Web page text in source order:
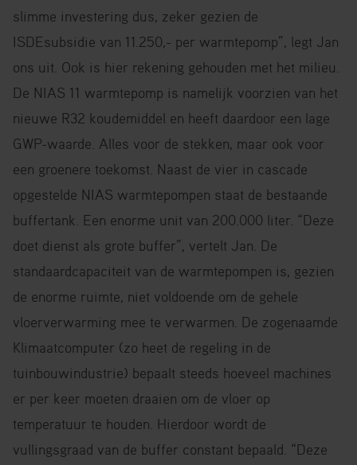
slimme investering dus, zeker gezien de
ISDEsubsidie van 11.250,- per warmtepomp”, legt Jan
ons uit. Ook is hier rekening gehouden met het milieu.
De NIAS 11 warmtepomp is namelijk voorzien van het
nieuwe R32 koudemiddel en heeft daardoor een lage
GWP-waarde. Alles voor de stekken, maar ook voor
een groenere toekomst. Naast de vier in cascade
opgestelde NIAS warmtepompen staat de bestaande
buffertank. Een enorme unit van 200.000 liter. “Deze
doet dienst als grote buffer”, vertelt Jan. De
standaardcapaciteit van de warmtepompen is, gezien
de enorme ruimte, niet voldoende om de gehele
vloerverwarming mee te verwarmen. De zogenaamde
Klimaatcomputer (zo heet de regeling in de
tuinbouwindustrie) bepaalt steeds hoeveel machines
er per keer moeten draaien om de vloer op
temperatuur te houden. Hierdoor wordt de
vullingsgraad van de buffer constant bepaald. “Deze